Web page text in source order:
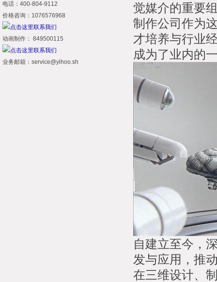
电话：400-804-9112
价格咨询：1076576968
动画制作： 849500115
业务邮箱：service@yihoo.sh
觉媒介的重要
制作公司作为
才培养与行业
成为了业内的
自建立至今，
发与应用，推
在三维设计、